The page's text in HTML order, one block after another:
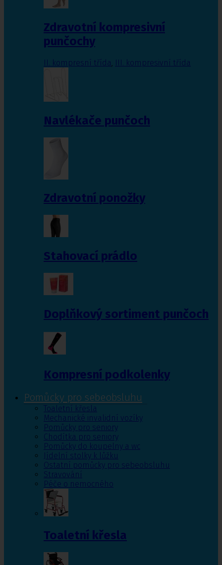
Zdravotní kompresivní
punčochy
II. kompresní třída III. kompresivní třída
Navlékače punčoch
Zdravotní ponožky
Stahovací prádlo
Doplňkový sortiment punčoch
Kompresní podkolenky
Pomůcky pro sebeobsluhu
Toaletní křesla
Mechanické invalidní vozíky
Pomůcky pro seniory
Chodítka pro seniory
Pomůcky do koupelny a wc
Jídelní stolky k lůžku
Ostatní pomůcky pro sebeobsluhu
Stravování
Péče o nemocného
Toaletní křesla